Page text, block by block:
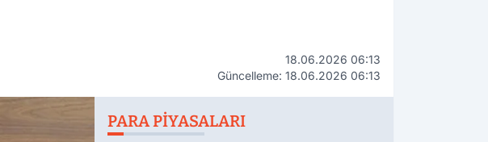
18.06.2026 06:13
Güncelleme: 18.06.2026 06:13
PARA PIYASALARI